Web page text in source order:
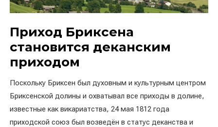
Приход Бриксена
становится деканским
приходом
Поскольку Бриксен был духовным и культурным центром
Бриксенской долины и охватывал все приходы в долине,
известные как викариатства, 24 мая 1812 года
приходской союз был возведён в статус деканства и